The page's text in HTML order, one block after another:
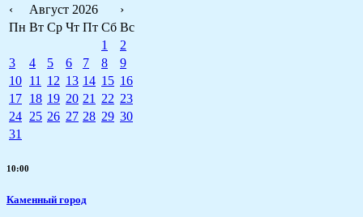
‹
Август 2026
›
Пн Вт Ср Чт Пт Сб Вс
1
2
3
4 5 6 7 8
9
10 11 12 13 14 15 16
17 18 19 20 21 22 23
24 25 26 27 28 29 30
31
10:00
Каменный город